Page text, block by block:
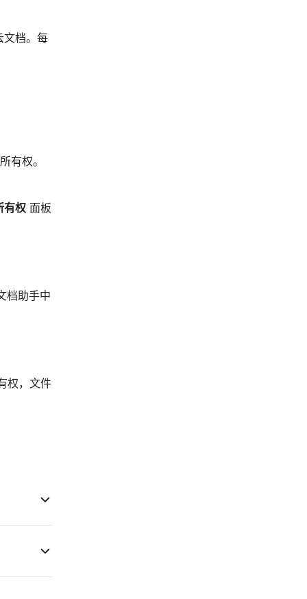
文档。每
有权。
有权 面板
档助手中
权，文件